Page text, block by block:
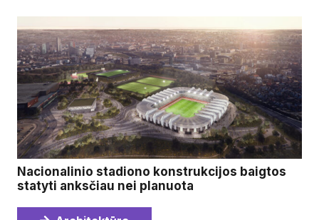
Nacionalinio stadiono konstrukcijos baigtos
statyti anksčiau nei planuota